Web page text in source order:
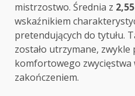
mistrzostwo. Średnia z
wskaźnikiem
pretendujących do tytułu.
zostało utrzymane, zwykle
komfortowego zwycięstwa
zakończeniem.